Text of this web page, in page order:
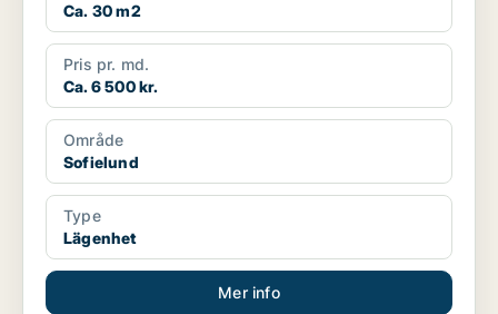
Ca. 30 m2
Pris pr. md.
Ca. 6 500 kr.
Område
Sofielund
Type
Lägenhet
Mer info